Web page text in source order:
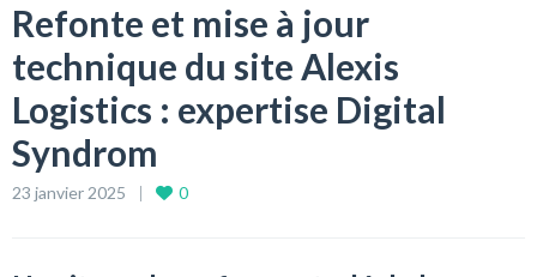
Refonte et mise à jour
technique du site Alexis
Logistics : expertise Digital
Syndrom
23 janvier 2025 0